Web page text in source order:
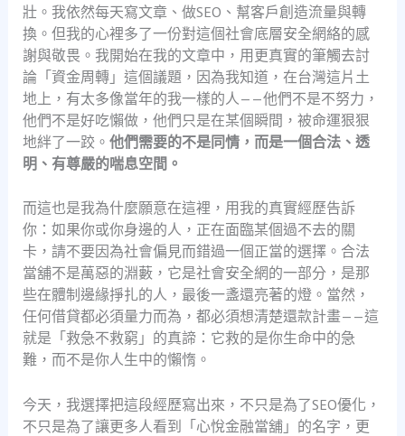
壯。我依然每天寫文章、做SEO、幫客戶創造流量與轉
換。但我的心裡多了一份對這個社會底層安全網絡的感
謝與敬畏。我開始在我的文章中，用更真實的筆觸去討
論「資金周轉」這個議題，因為我知道，在台灣這片土
地上，有太多像當年的我一樣的人——他們不是不努力，
他們不是好吃懶做，他們只是在某個瞬間，被命運狠狠
地絆了一跤。 他們需要的不是同情，而是一個合法、透
明、有尊嚴的喘息空間。
而這也是我為什麼願意在這裡，用我的真實經歷告訴
你：如果你或你身邊的人，正在面臨某個過不去的關
卡，請不要因為社會偏見而錯過一個正當的選擇。合法
當舖不是萬惡的淵藪，它是社會安全網的一部分，是那
些在體制邊緣掙扎的人，最後一盞還亮著的燈。當然，
任何借貸都必須量力而為，都必須想清楚還款計畫——這
就是「救急不救窮」的真諦：它救的是你生命中的急
難，而不是你人生中的懶惰。
今天，我選擇把這段經歷寫出來，不只是為了SEO優化，
不只是為了讓更多人看到「心悅金融當舖」的名字，更